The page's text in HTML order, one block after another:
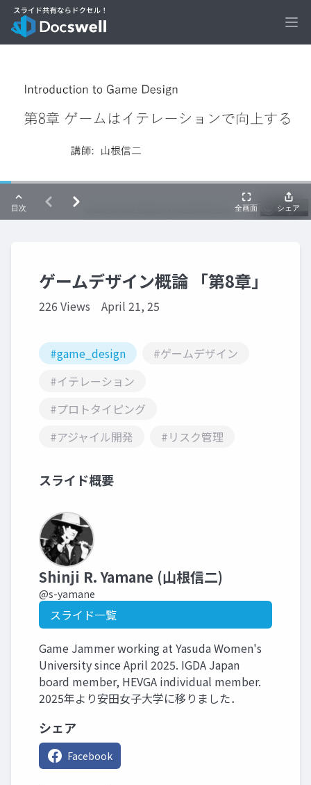
ゲームデザイン概論 「第8章」
226 Views April 21, 25
#game_design
#ゲームデザイン
#イテレーション
#プロトタイピング
#アジャイル開発
#リスク管理
スライド概要
Shinji R. Yamane (山根信二)
@s-yamane
スライド一覧
Game Jammer working at Yasuda Women's
University since April 2025. IGDA Japan
board member, HEVGA individual member.
2025年より安田女子大学に移りました．
シェア
Facebook